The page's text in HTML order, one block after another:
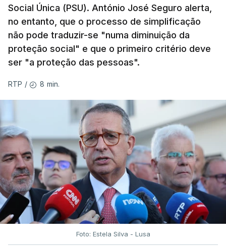
Social Única (PSU). António José Seguro alerta,
no entanto, que o processo de simplificação
não pode traduzir-se "numa diminuição da
proteção social" e que o primeiro critério deve
ser "a proteção das pessoas".
RTP / 8 min.
Foto: Estela Silva - Lusa